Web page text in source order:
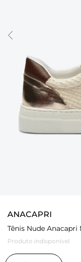
ANACAPRI
Tênis Nude
Produto indisponível